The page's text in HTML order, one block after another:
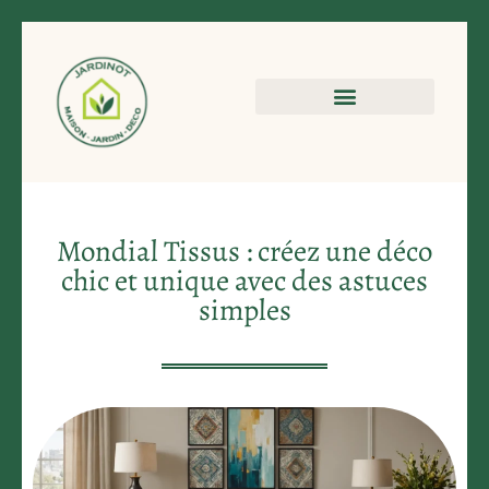
Mondial Tissus : créez une déco
chic et unique avec des astuces
simples